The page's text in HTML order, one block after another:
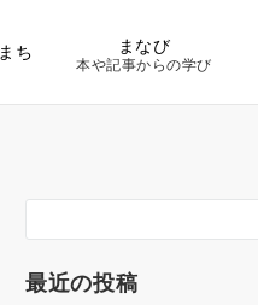
まち まなび
本や記事からの学び
最近の投稿